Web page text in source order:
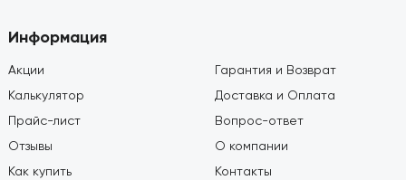
Информация
Акции
Калькулятор
Прайс-лист
Отзывы
Как купить
Гарантия и Возврат
Доставка и Оплата
Вопрос-ответ
О компании
Контакты